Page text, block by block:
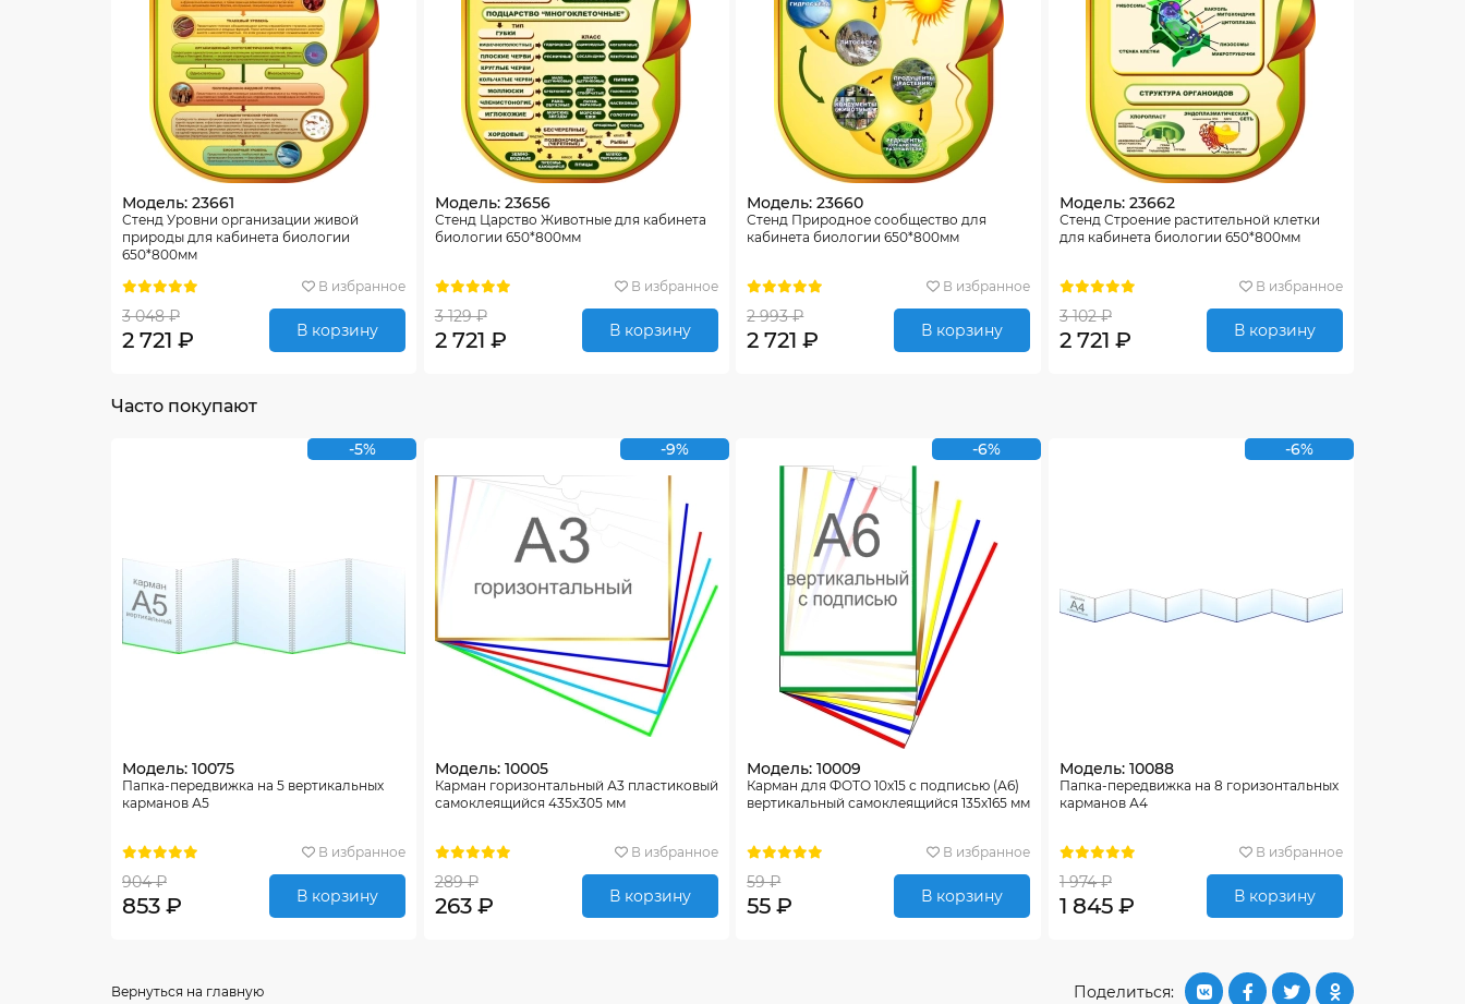
Модель: 23661
Стенд Уровни организации живой
природы для кабинета биологии
650*800мм
В избранное
3 048 ₽
2 721 ₽ В корзину
Модель: 23656
Стенд Царство Животные для кабинета
биологии 650*800мм
В избранное
3 129 ₽
2 721 ₽ В корзину
Модель: 23660
Стенд Природное сообщество для
кабинета биологии 650*800мм
В избранное
2 993 ₽
2 721 ₽ В корзину
Модель: 23662
Стенд Строение растительной клетки
для кабинета биологии 650*800мм
В избранное
3 102 ₽
2 721 ₽ В корзину
Часто покупают
-5%
Модель: 10075
Папка-передвижка на 5 вертикальных
карманов А5
В избранное
904 ₽
853 ₽ В корзину
-9%
Модель: 10005
Карман горизонтальный А3 пластиковый
самоклеящийся 435х305 мм
В избранное
289 ₽
263 ₽ В корзину
-6%
Модель: 10009
Карман для ФОТО 10х15 с подписью (А6)
вертикальный самоклеящийся 135х165 мм
В избранное
59 ₽
55 ₽ В корзину
-6%
Модель: 10088
Папка-передвижка на 8 горизонтальных
карманов А4
В избранное
1 974 ₽
1 845 ₽ В корзину
Поделиться:
Вернуться на главную